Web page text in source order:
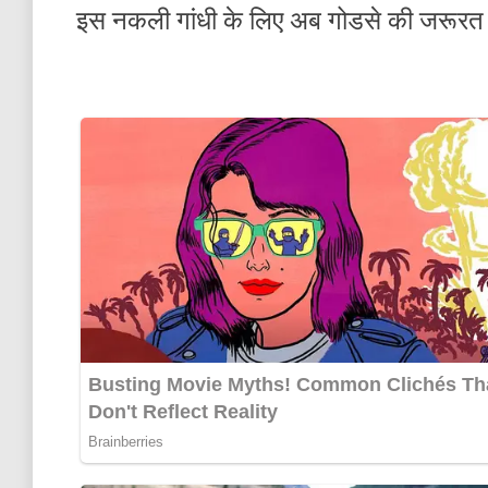
इस नकली गांधी के लिए अब गोडसे की